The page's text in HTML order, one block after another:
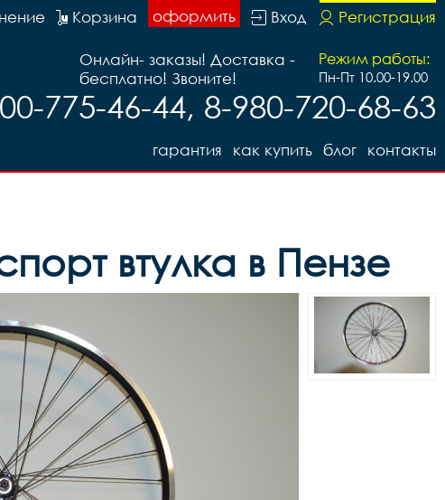
Регистрация
Вход
оформить
Корзина
Режим работы:
Пн-Пт 10.00-19.00
Онлайн- заказы! Доставка -
бесплатно! Звоните!
775-46-44, 8-980-720-68-63
контакты
блог
как купить
гарантия
втулка в Пензе